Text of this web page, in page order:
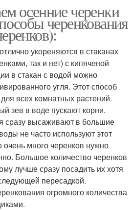
осенние черенки
черенкования
укореняются в стаканах
так и нет) с кипяченой
в стакан с водой можно
угля. Этот способ
всех комнатных растений.
зев в воде пускают корни.
сразу высаживают в большие
не часто используют этот
очень много черенков нужно
Большое количество черенков
лучше сразу посадить их хотя
пересадкой.
огромного количества